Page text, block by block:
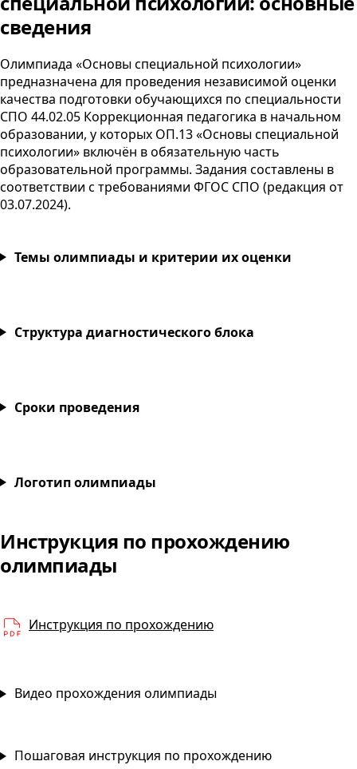
сведения
Олимпиада «Основы специальной психологии»
предназначена для проведения независимой оценки
качества подготовки обучающихся по специальности
СПО 44.02.05 Коррекционная педагогика в начальном
образовании, у которых ОП.13 «Основы специальной
психологии» включён в обязательную часть
образовательной программы. Задания составлены в
соответствии с требованиями ФГОС СПО (редакция от
03.07.2024).
Темы олимпиады и критерии их оценки
Структура диагностического блока
Сроки проведения
Логотип олимпиады
Основы специальной психологии
Инструкция по прохождению
олимпиадыОсновы специальной
Инструкция по прохождению
PDF
Видео прохождения олимпиады
Пошаговая инструкция по прохождению